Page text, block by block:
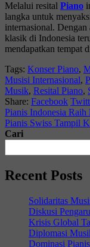
Melalui resital Piano
langka untuk
internasional. Dengan
klasik di Indonesia
mendapatkan tempat
Tags: Konser Piano,
Musisi Internasional,
Musik, Resital Piano,
Share: Facebook
Pianis Indonesia
Pianis Swiss Tampil
Cari
Recent Posts
Solidaritas
Diskusi
Krisis Global
Diplomasi
Dominasi